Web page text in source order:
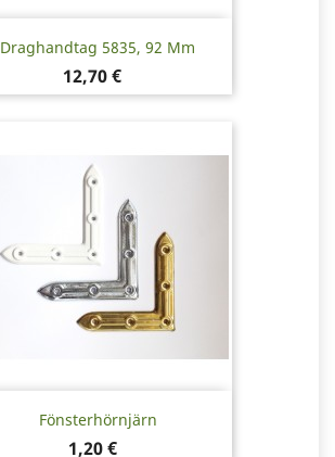
Draghandtag 5835, 92 Mm
Pris
12,70 €
Fönsterhörnjärn
Pris
1,20 €